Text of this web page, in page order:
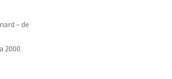
– de
2000.